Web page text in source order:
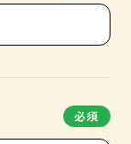
必須